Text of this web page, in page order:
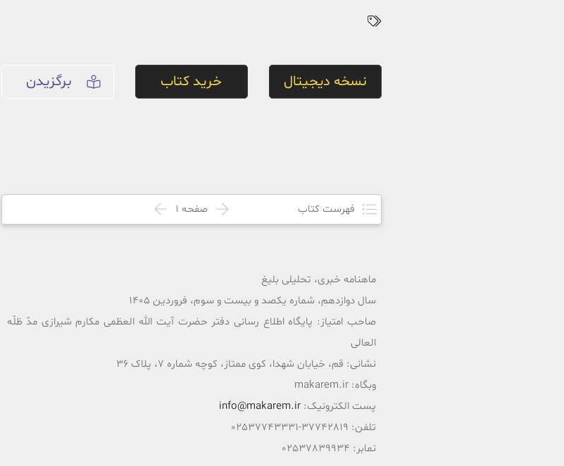
نسخه دیجیتال خرید کتاب برگزیدن
فهرست کتاب صفحه 1
ماهنامه خبری، تحلیلی بلیغ
سال دوازدهم، شماره یکصد و بیست و سوم، فروردین 1405
صاحب امتیاز: پایگاه اطلاع رسانی دفتر حضرت آیت الله العظمی مکارم شیرازی مدّ ظلّه
العالی
نشانی: قم، خیابان شهدا، کوی ممتاز، کوچه شماره 7، پلاک 36
وبگاه: makarem.ir
پست الکترونیک:info@makarem.ir
تلفن: 37742819-02537743331
نمابر: 02537839934